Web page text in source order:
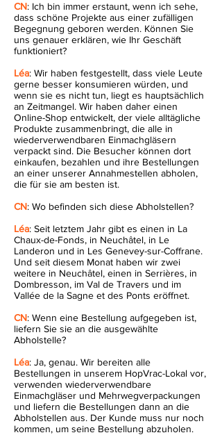
CN: Ich bin immer erstaunt, wenn ich sehe,
dass schöne Projekte aus einer zufälligen
Begegnung geboren werden. Können Sie
uns genauer erklären, wie Ihr Geschäft
funktioniert?
Léa: Wir haben festgestellt, dass viele Leute
gerne besser konsumieren würden, und
wenn sie es nicht tun, liegt es hauptsächlich
an Zeitmangel. Wir haben daher einen
Online-Shop entwickelt, der viele alltägliche
Produkte zusammenbringt, die alle in
wiederverwendbaren Einmachgläsern
verpackt sind. Die Besucher können dort
einkaufen, bezahlen und ihre Bestellungen
an einer unserer Annahmestellen abholen,
die für sie am besten ist.
CN: Wo befinden sich diese Abholstellen?
Léa: Seit letztem Jahr gibt es einen in La
Chaux-de-Fonds, in Neuchâtel, in Le
Landeron und in Les Genevey-sur-Coffrane.
Und seit diesem Monat haben wir zwei
weitere in Neuchâtel, einen in Serrières, in
Dombresson, im Val de Travers und im
Vallée de la Sagne et des Ponts eröffnet.
CN: Wenn eine Bestellung aufgegeben ist,
liefern Sie sie an die ausgewählte
Abholstelle?
Léa: Ja, genau. Wir bereiten alle
Bestellungen in unserem HopVrac-Lokal vor,
verwenden wiederverwendbare
Einmachgläser und Mehrwegverpackungen
und liefern die Bestellungen dann an die
Abholstellen aus. Der Kunde muss nur noch
kommen, um seine Bestellung abzuholen.